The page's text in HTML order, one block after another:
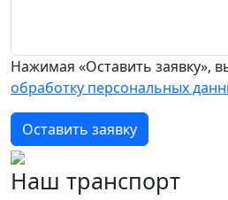
Нажимая «Оставить заявку»,
обработку персональных
Оставить заявку
Наш транспорт